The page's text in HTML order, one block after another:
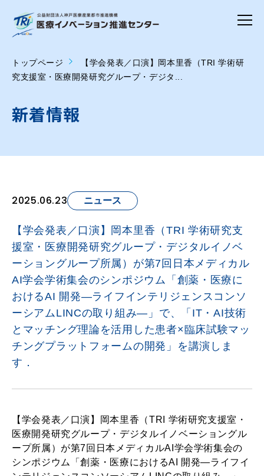
トップページ
【学会発表／口演】岡本里香（TRI 学術研
究支援室・医療開発研究グループ・デジタ...
新着情報
2025.06.23 ニュース
【学会発表／口演】岡本里香（TRI 学術研究支
援室・医療開発研究グループ・デジタルイノベ
ーショングループ所属）が第7回日本メディカル
AI学会学術集会のシンポジウム「創薬・医療に
おけるAI 開発―ライフインテリジェンスコンソ
ーシアムLINCの取り組み―」で、「IT・AI技術
とマッチング理論を活用した患者×臨床試験マッ
チングプラットフォームの開発」を講演しま
す．
【学会発表／口演】岡本里香（TRI 学術研究支援室・
医療開発研究グループ・デジタルイノベーショングル
ープ所属）が第7回日本メディカルAI学会学術集会の
シンポジウム「創薬・医療におけるAI 開発―ライフイ